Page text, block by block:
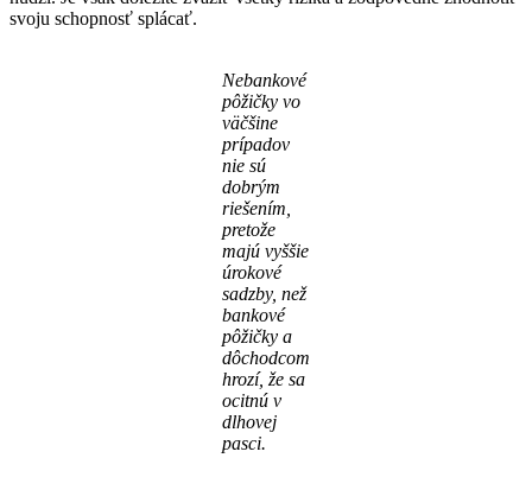
svoju schopnosť splácať.
Nebankové
pôžičky vo
väčšine
prípadov
nie sú
dobrým
riešením,
pretože
majú vyššie
úrokové
sadzby, než
bankové
pôžičky a
dôchodcom
hrozí, že sa
ocitnú v
dlhovej
pasci.